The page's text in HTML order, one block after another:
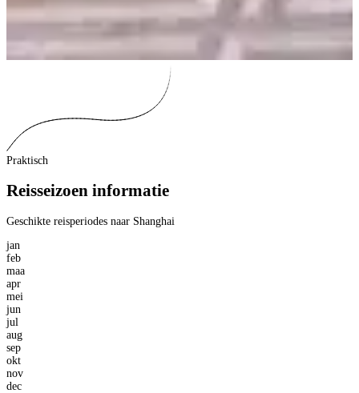
Praktisch
Reisseizoen informatie
Geschikte reisperiodes naar Shanghai
jan
feb
maa
apr
mei
jun
jul
aug
sep
okt
nov
dec